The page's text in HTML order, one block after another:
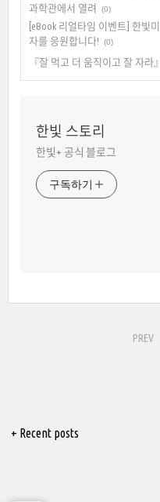
과학관에서 열려
(0)
[eBook 리얼타임 이벤트] 한빛
자를 응원합니다!
(0)
『잘 먹고 더 움직이고 잘 자라
한빛 스토리
한빛+ 공식 블로그
구독하기
PREV
+ Recent posts